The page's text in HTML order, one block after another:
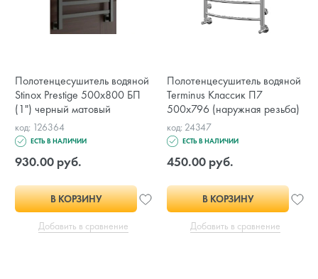
Полотенцесушитель водяной
Stinox Prestige 500x800 БП
(1") черный матовый
код: 126364
ЕСТЬ В НАЛИЧИИ
930.00 руб.
В КОРЗИНУ
Добавить в сравнение
Полотенцесушитель водяной
Terminus Классик П7
500x796 (наружная резьба)
код: 24347
ЕСТЬ В НАЛИЧИИ
450.00 руб.
В КОРЗИНУ
Добавить в сравнение